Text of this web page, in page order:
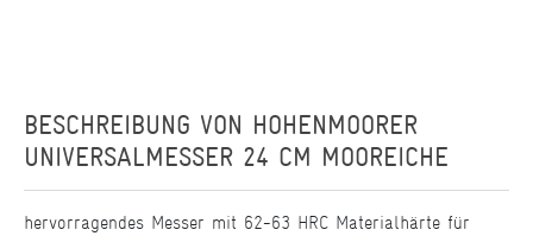
BESCHREIBUNG VON HOHENMOORER
UNIVERSALMESSER 24 CM MOOREICHE
hervorragendes Messer mit 62-63 HRC Materialhärte für